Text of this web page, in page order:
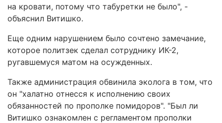
на кровати, потому что табуретки не было", -
объяснил Витишко.
Еще одним нарушением было сочтено замечание,
которое политзек сделал сотруднику ИК-2,
ругавшемуся матом на осужденных.
Также администрация обвинила эколога в том, что
он "халатно отнесся к исполнению своих
обязанностей по прополке помидоров". "Был ли
Витишко ознакомлен с регламентом прополки